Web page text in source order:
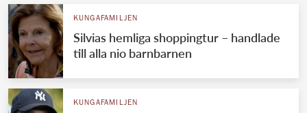
KUNGAFAMILJEN
Silvias hemliga shoppingtur – handlade
till alla nio barnbarnen
KUNGAFAMILJEN